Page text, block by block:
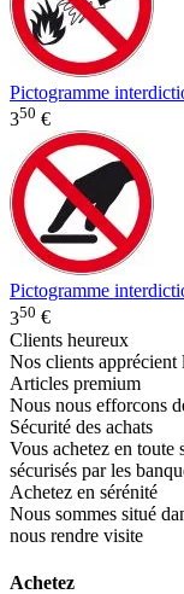
Pictogramme
350 €
Pictogramme
350 €
Clients heureux
Nos clients apprécient
Articles premium
Nous nous efforcons
Sécurité des achats
Vous achetez en toute
sécurisés par les
Achetez en sérénité
Nous sommes situé
nous rendre visite
Achetez